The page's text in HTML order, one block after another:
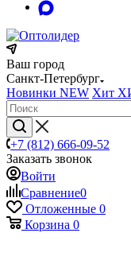
Ваш город
Санкт-Петербург
Новинки NEW Хит
+7 (812) 666-09-52
Заказать звонок
Войти
Сравнение0
Отложенные 0
Корзина 0